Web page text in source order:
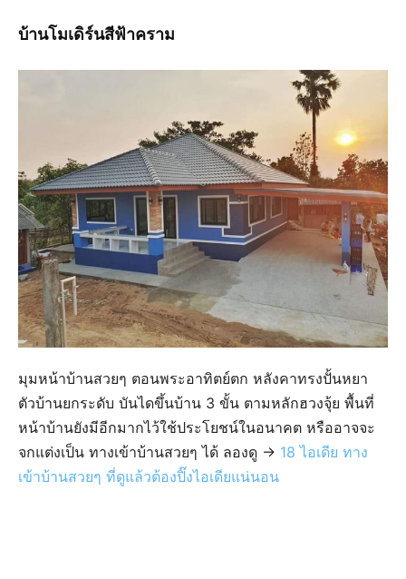
บ้านโมเดิร์นสีฟ้าคราม
มุมหน้าบ้านสวยๆ ตอนพระอาทิตย์ตก หลังคาทรงปั้นหยา
ตัวบ้านยกระดับ บันไดขึ้นบ้าน 3 ขั้น ตามหลักฮวงจุ้ย พื้นที่
หน้าบ้านยังมีอีกมากไว้ใช้ประโยชน์ในอนาคต หรืออาจจะ
จกแต่งเป็น ทางเข้าบ้านสวยๆ ได้ ลองดู -> 18 ไอเดีย ทาง
เข้าบ้านสวยๆ ที่ดูแล้วต้องปิ๊งไอเดียแน่นอน